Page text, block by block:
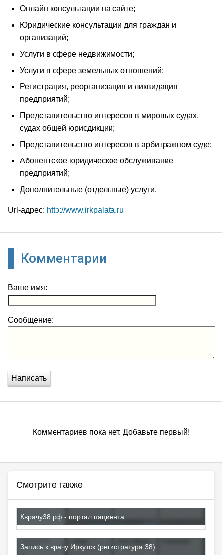
Онлайн консультации на сайте;
Юридические консультации для граждан и
организаций;
Услуги в сфере недвижимости;
Услуги в сфере земельных отношений;
Регистрация, реорганизация и ликвидация
предприятий;
Представительство интересов в мировых судах,
судах общей юрисдикции;
Представительство интересов в арбитражном суде;
Абонентское юридическое обслуживание
предприятий;
Дополнительные (отдельные) услуги.
Url-адрес: http://www.irkpalata.ru
Комментарии
Ваше имя:
Сообщение:
Написать
Комментариев пока нет. Добавьте первый!
Смотрите также
Кврачу38.рф - портал пациента
Запись к врачу Иркутск (регистратура 38)